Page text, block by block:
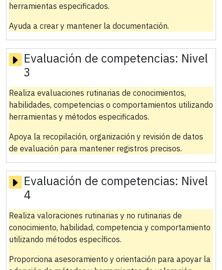
herramientas especificados.
Ayuda a crear y mantener la documentación.
Evaluación de competencias: Nivel
3
Realiza evaluaciones rutinarias de conocimientos,
habilidades, competencias o comportamientos utilizando
herramientas y métodos especificados.
Apoya la recopilación, organización y revisión de datos
de evaluación para mantener registros precisos.
Evaluación de competencias: Nivel
4
Realiza valoraciones rutinarias y no rutinarias de
conocimiento, habilidad, competencia y comportamiento
utilizando métodos específicos.
Proporciona asesoramiento y orientación para apoyar la